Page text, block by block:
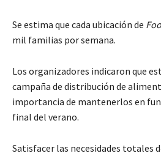
Se estima que cada ubicación de
mil familias por semana.
Los organizadores indicaron que
campaña de distribución de
importancia de mantenerlos en
final del verano.
Satisfacer las necesidades totales